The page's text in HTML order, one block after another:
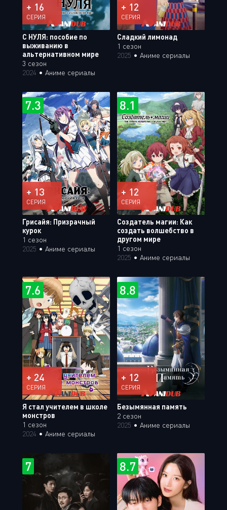
+ 16
СЕРИЯ
C НУЛЯ: пособие по
выживанию в
альтернативном мире
3 сезон
2024 • Аниме сериалы
+ 12
СЕРИЯ
Сладкий лимонад
1 сезон
2025 • Аниме сериалы
7.3
+ 13
СЕРИЯ
Грисайя: Призрачный
курок
1 сезон
2025 • Аниме сериалы
8.1
+ 12
СЕРИЯ
Создатель магии: Как
создать волшебство в
другом мире
1 сезон
2025 • Аниме сериалы
7.6
+ 24
СЕРИЯ
Я стал учителем в школе
монстров
1 сезон
2024 • Аниме сериалы
8.8
+ 12
СЕРИЯ
Безымянная память
2 сезон
2025 • Аниме сериалы
7 8.7